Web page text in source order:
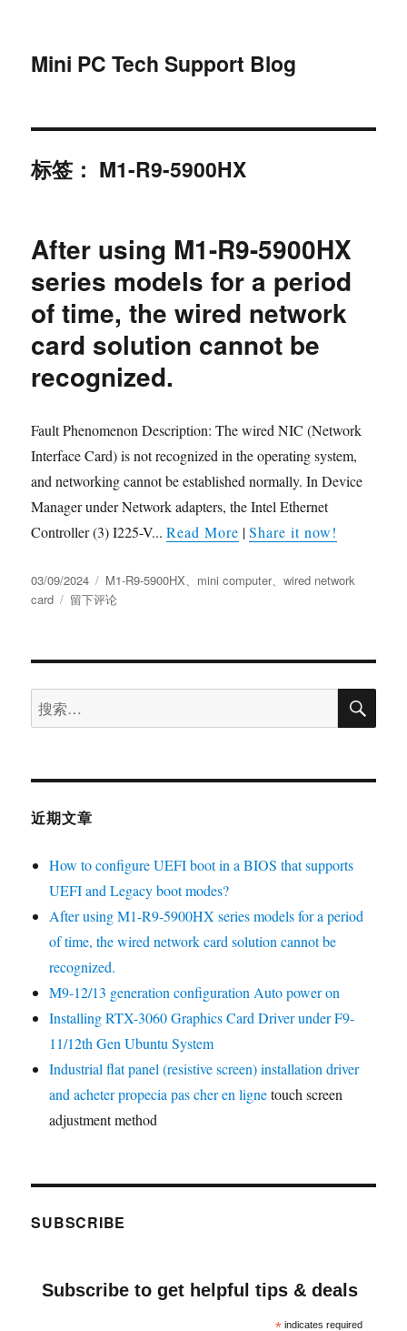
Mini PC Tech Support Blog
标签： M1-R9-5900HX
After using M1-R9-5900HX
series models for a period
of time, the wired network
card solution cannot be
recognized.
Fault Phenomenon Description: The wired NIC (Network
Interface Card) is not recognized in the operating system,
and networking cannot be established normally. In Device
Manager under Network adapters, the Intel Ethernet
Controller (3) I225-V...Read More |Share it now!
03/09/2024 M1-R9-5900HX、 mini computer、wired network
card
留下评论
近期文章
How to configure UEFI boot in a BIOS that supports
UEFI and Legacy boot modes?
After using M1-R9-5900HX series models for a period
of time, the wired network card solution cannot be
recognized.
M9-12/13 generation configuration Auto power on
Installing RTX-3060 Graphics Card Driver under F9-
11/12th Gen Ubuntu System
Industrial flat panel (resistive screen) installation driver
andacheter propecia pas cher en lignetouch screen
adjustment method
SUBSCRIBE
Subscribe to get helpful tips & deals
*indicates required